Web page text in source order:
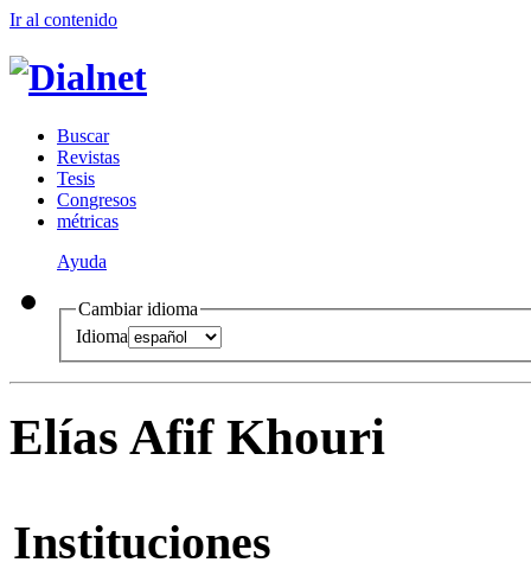
Ir al contenido
Buscar
Revistas
Tesis
Congresos
métricas
Ayuda
Cambiar idioma
Idioma
Elías Afif Khouri
Instituciones